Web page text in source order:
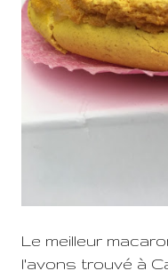
Le meilleur
l'avons trouvé à